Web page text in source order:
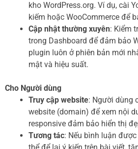
kho WordPress.org. Ví dụ, cài
kiếm hoặc WooCommerce để
Cập nhật thường xuyên: Kiểm
trong Dashboard để đảm bảo
plugin luôn ở phiên bản mới
mật và hiệu suất.
Cho Người dùng
Truy cập website: Người dùng
website (domain) để xem nội
responsive đảm bảo hiển thị
Tương tác: Nếu bình luận